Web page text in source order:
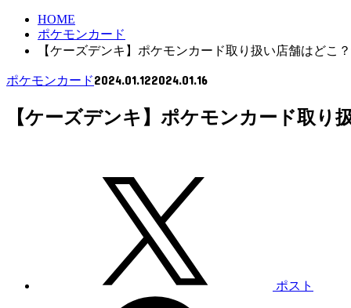
HOME
ポケモンカード
【ケーズデンキ】ポケモンカード取り扱い店舗はどこ
ポケモンカード2024.01.122024.01.16
【ケーズデンキ】ポケモンカード取り
ポスト